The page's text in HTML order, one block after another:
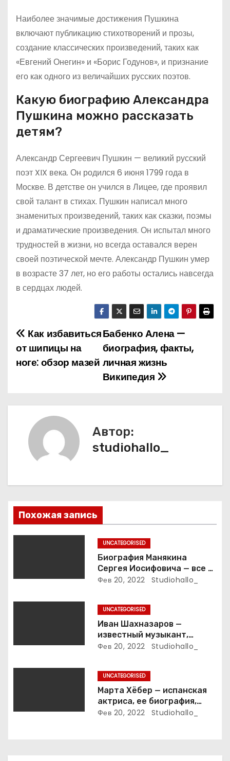
Наиболее значимые достижения Пушкина
включают публикацию стихотворений и прозы,
создание классических произведений, таких как
«Евгений Онегин» и «Борис Годунов», и признание
его как одного из величайших русских поэтов.
Какую биографию Александра
Пушкина можно рассказать
детям?
Александр Сергеевич Пушкин — великий русский
поэт XIX века. Он родился 6 июня 1799 года в
Москве. В детстве он учился в Лицее, где проявил
свой талант в стихах. Пушкин написал много
знаменитых произведений, таких как сказки, поэмы
и драматические произведения. Он испытал много
трудностей в жизни, но всегда оставался верен
своей поэтической мечте. Александр Пушкин умер
в возрасте 37 лет, но его работы остались навсегда
в сердцах людей.
Н
а
и
и
я
п
з
а
и
Бабенко Алена —
биография, факты,
личная жизнь
Википедия
Как избавиться
от шипицы на
ноге: обзор мазей
Автор:
studiohallo_
Похожая запись
UNCATEGORISED
Биография Манякина
Сергея Иосифовича — все о
ветеране футбола России!
Фев 20, 2022 Studiohallo_
UNCATEGORISED
Иван Шахназаров —
известный музыкант,
композитор и продюсер —
Фев 20, 2022 Studiohallo_
UNCATEGORISED
Марта Хёбер — испанская
актриса, ее биография,
фото и интересные факты,
Фев 20, 2022 Studiohallo_